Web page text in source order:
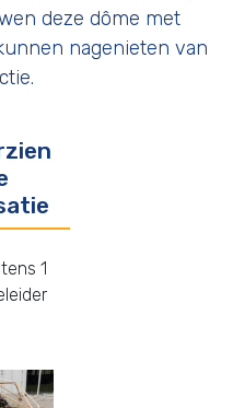
deze dôme met
nagenieten van
1